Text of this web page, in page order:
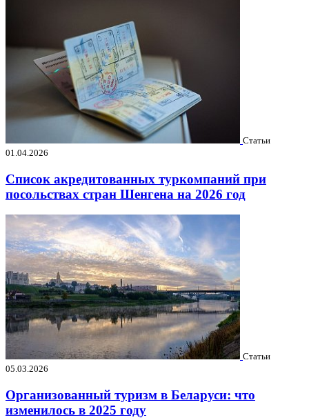
Статьи
01.04.2026
Список акредитованных туркомпаний при
посольствах стран Шенгена на 2026 год
Статьи
05.03.2026
Организованный туризм в Беларуси: что
изменилось в 2025 году